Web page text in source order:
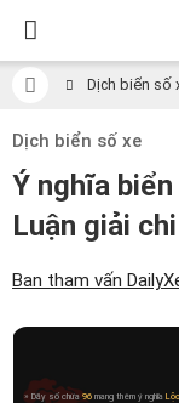
Dịch biển số
Dịch biển số xe
Ý nghĩa
Luận giải
Ban tham vấn
» Dãy số chứa96 mang thêm ý nghĩa